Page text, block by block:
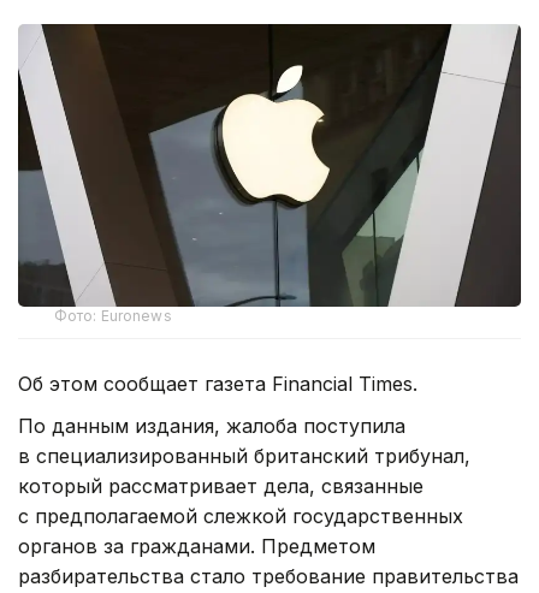
Фото: Euronews
Об этом сообщает газета Financial Times.
По данным издания, жалоба поступила
в специализированный британский трибунал,
который рассматривает дела, связанные
с предполагаемой слежкой государственных
органов за гражданами. Предметом
разбирательства стало требование правительства